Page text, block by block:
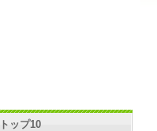
ップ10